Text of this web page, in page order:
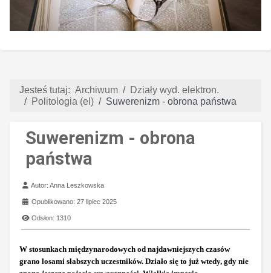
Jesteś tutaj: Archiwum
Działy wyd. elektron.
Politologia (el)
Suwerenizm - obrona państwa
Suwerenizm - obrona
państwa
Szczegóły
Autor:Anna Leszkowska
Opublikowano: 27 lipiec 2025
Odsłon: 1310
W stosunkach międzynarodowych od najdawniejszych czasów
grano losami słabszych uczestników. Działo się to już wtedy, gdy nie